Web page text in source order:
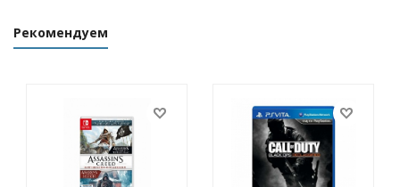
Рекомендуем